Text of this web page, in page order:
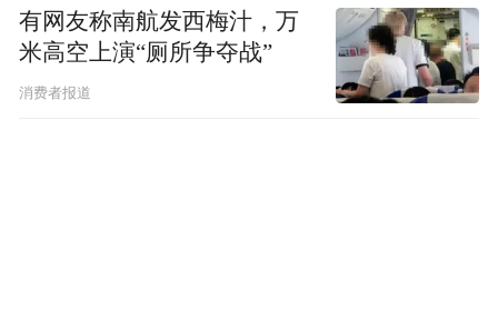
有网友称南航发西梅汁，万
米高空上演“厕所争夺战”
消费者报道